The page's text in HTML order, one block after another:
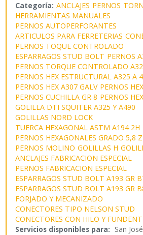
Categoría: ANCLAJES PERNOS
HERRAMIENTAS MANUALES
PERNOS AUTOPERFORANTES
ARTICULOS PARA FERRETERIAS
PERNOS TOQUE CONTROLADO
ESPARRAGOS STUD BOLT PERNOS
PERNOS TORQUE CONTROLADO
PERNOS HEX ESTRUCTURAL A325 A
PERNOS HEX A307 GALV PERNOS
PERNOS CUCHILLA GR 8 PERNOS
GOLILLA DTI SQUITER A325 Y A490
GOLILLAS NORD LOCK
TUERCA HEXAGONAL ASTM A194 2H
PERNOS HEXAGONALES GRADO 5,8
PERNOS MOLINO GOLILLAS H
ANCLAJES FABRICACION ESPECIAL
PERNOS FABRICACION ESPECIAL
ESPARRAGOS STUD BOLT A193 GR
ESPARRAGOS STUD BOLT A193 GR
FORJADO Y MECANIZADO
CONECTORES TIPO NELSON STUD
CONECTORES CON HILO Y
Servicios disponibles para: San